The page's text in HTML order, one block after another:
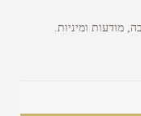
מודעות ומיניות.